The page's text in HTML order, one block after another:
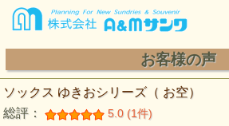
お客様の声
ソックス ゆきおシリーズ（ お空）
総評：
5.0 (1件)